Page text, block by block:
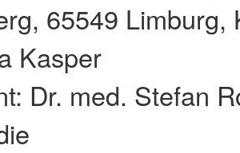
65549 Limburg,
Kasper
Dr. med. Stefan